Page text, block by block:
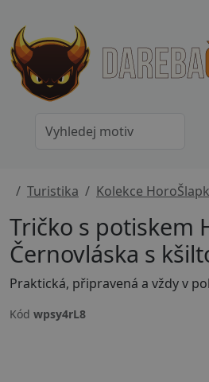
Turistika Kolekce
Tričko s potiskem
Černovláska s
Kód wpsy4rL8